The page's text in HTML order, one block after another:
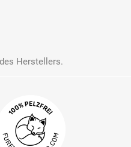
Herstellers.